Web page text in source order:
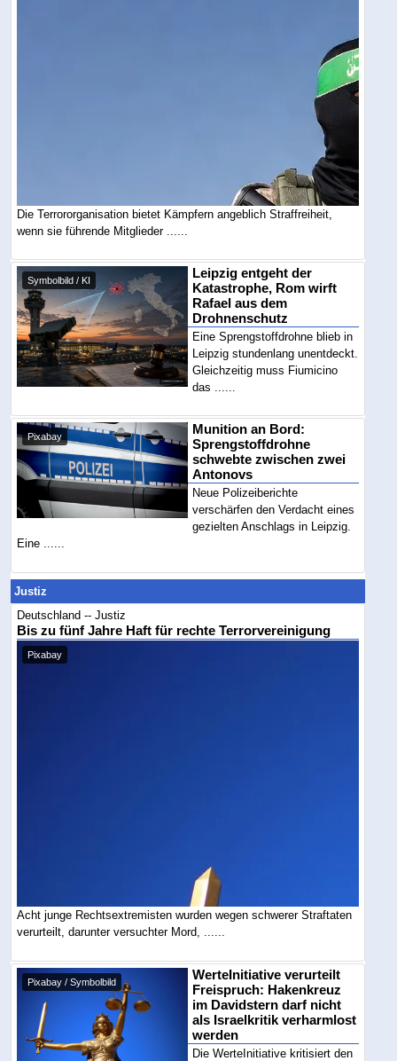
Die Terrororganisation bietet Kämpfern angeblich Straffreiheit,
wenn sie führende Mitglieder ......
Symbolbild / KI
Leipzig entgeht der
Katastrophe, Rom wirft
Rafael aus dem
Drohnenschutz
Eine Sprengstoffdrohne blieb in
Leipzig stundenlang unentdeckt.
Gleichzeitig muss Fiumicino
das ......
Pixabay
Munition an Bord:
Sprengstoffdrohne
schwebte zwischen zwei
Antonovs
Neue Polizeiberichte
verschärfen den Verdacht eines
gezielten Anschlags in Leipzig.
Eine ......
Justiz
Deutschland -- Justiz
Bis zu fünf Jahre Haft für rechte Terrorvereinigung
Pixabay
Acht junge Rechtsextremisten wurden wegen schwerer Straftaten
verurteilt, darunter versuchter Mord, ......
Pixabay / Symbolbild
WerteInitiative verurteilt
Freispruch: Hakenkreuz
im Davidstern darf nicht
als Israelkritik verharmlost
werden
Die WerteInitiative kritisiert den